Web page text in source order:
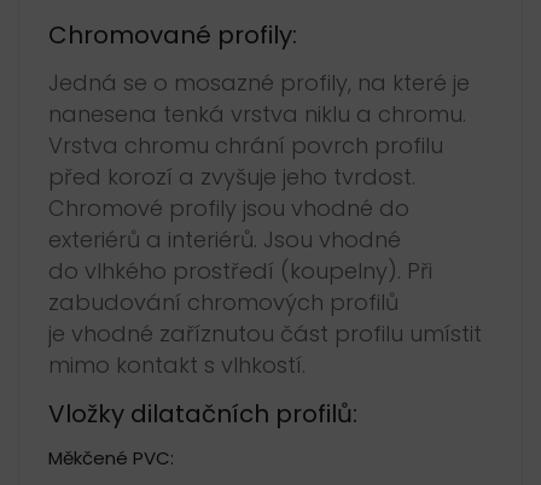
Chromované profily:
Jedná se o mosazné profily, na které je
nanesena tenká vrstva niklu a chromu.
Vrstva chromu chrání povrch profilu
před korozí a zvyšuje jeho tvrdost.
Chromové profily jsou vhodné do
exteriérů a interiérů. Jsou vhodné
do vlhkého prostředí (koupelny). Při
zabudování chromových profilů
je vhodné zaříznutou část profilu umístit
mimo kontakt s vlhkostí.
Vložky dilatačních profilů:
Měkčené PVC: